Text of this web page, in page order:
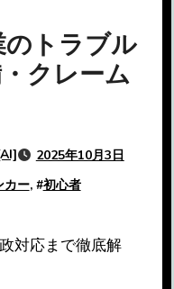
トラブル
クレーム
2025年10月3日
カー, #初心者